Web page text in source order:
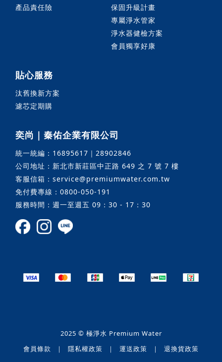
產品責任險
保固升級計畫
專屬淨水管家
淨水器健檢方案
會員獨享好康
貼心服務
汰舊換新方案
濾芯定期購
奕尚｜秦佑企業有限公司
統一統編：16895617｜28902846
公司地址：新北市新莊區中正路 649 之 7 號 7 樓
客服信箱：service@premiumwater.com.tw
免付費專線：0800-050-191
服務時間：週一至週五 09：30 - 17：30
2025 © 極淨水 Premium Water
會員條款
｜ 隱私權政策 ｜ 運送政策 ｜ 退換貨政策